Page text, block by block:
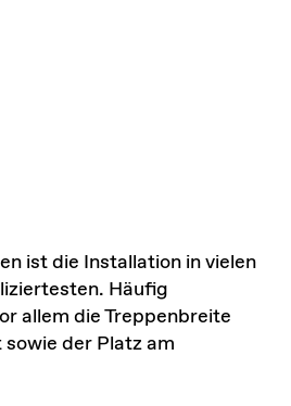
ist die Installation in vielen
Häufig
allem die Treppenbreite
der Platz am